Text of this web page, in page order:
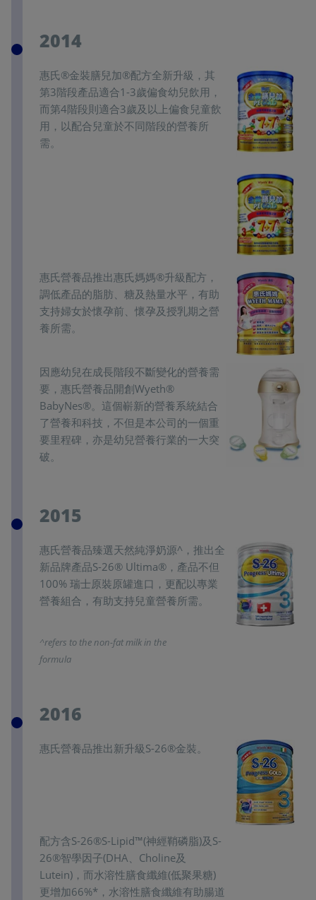
2014
惠氏®金裝膳兒加®配方全新升級，其
第3階段產品適合1-3歲偏食幼兒飲用，
而第4階段則適合3歲及以上偏食兒童飲
用，以配合兒童於不同階段的營養所
需。
惠氏營養品推出惠氏媽媽®升級配方，
調低產品的脂肪、糖及熱量水平，有助
支持婦女於懷孕前、懷孕及授乳期之營
養所需。
因應幼兒在成長階段不斷變化的營養需
要，惠氏營養品開創Wyeth®
BabyNes®。這個嶄新的營養系統結合
了營養和科技，不但是本公司的一個重
要里程碑，亦是幼兒營養行業的一大突
破。
2015
惠氏營養品臻選天然純淨奶源^，推出全
新品牌產品S-26® Ultima®，產品不但
100% 瑞士原裝原罐進口，更配以專業
營養組合，有助支持兒童營養所需。
^refers to the non-fat milk in the
formula
2016
惠氏營養品推出新升級S-26®金裝。
配方含S-26®S-Lipid™(神經鞘磷脂)及S-
26®智學因子(DHA、Choline及
Lutein)，而水溶性膳食纖維(低聚果糖)
更增加66%*，水溶性膳食纖維有助腸道